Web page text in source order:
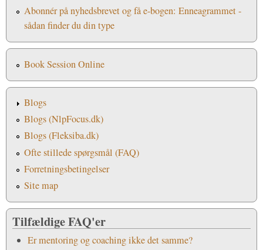
Abonnér på nyhedsbrevet og få e-bogen: Enneagrammet -
sådan finder du din type
Book Session Online
Blogs
Blogs (NlpFocus.dk)
Blogs (Fleksiba.dk)
Ofte stillede spørgsmål (FAQ)
Forretningsbetingelser
Site map
Tilfældige FAQ'er
Er mentoring og coaching ikke det samme?